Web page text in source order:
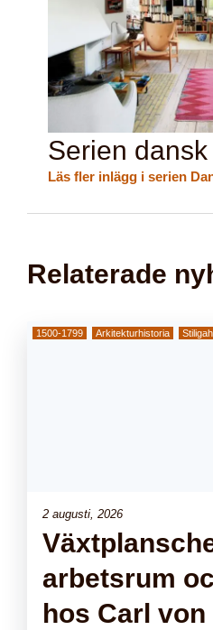
Serien
Läs fler inlägg i serien
Relaterade
1500-1799 Arkitekturhistoria
2 augusti, 2026
arbetsrum
hos Carl von